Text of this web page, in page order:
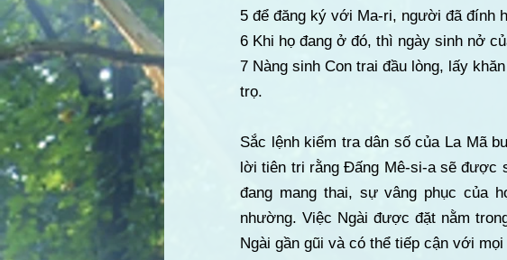
5 để đăng ký với Ma-ri, người đã đính
6 Khi họ đang ở đó, thì ngày sinh nở
7 Nàng sinh Con trai đầu lòng, lấy
trọ.
Sắc lệnh kiểm tra dân số của La Mã
lời tiên tri rằng Đấng Mê-si-a sẽ được
đang mang thai, sự vâng phục của
nhường. Việc Ngài được đặt nằm
Ngài gần gũi và có thể tiếp cận với